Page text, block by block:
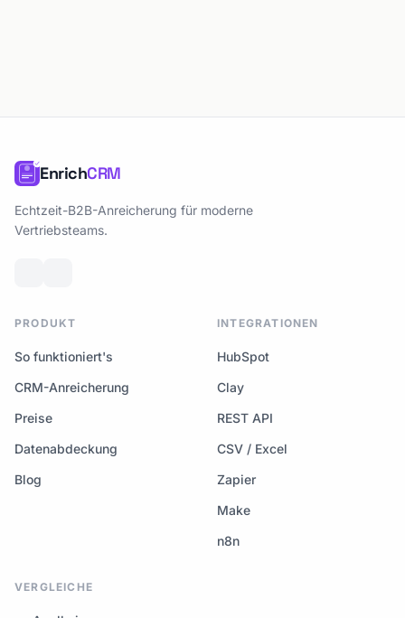
EnrichCRM
Echtzeit-B2B-Anreicherung für moderne
Vertriebsteams.
PRODUKT
So funktioniert's
CRM-Anreicherung
Preise
Datenabdeckung
Blog
INTEGRATIONEN
HubSpot
Clay
REST API
CSV / Excel
Zapier
Make
n8n
VERGLEICHE